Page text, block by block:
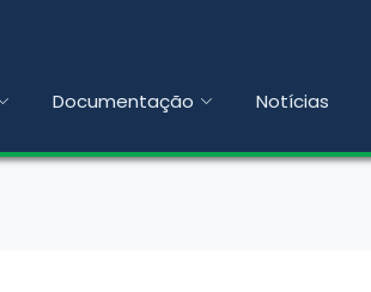
Documentação Notícias